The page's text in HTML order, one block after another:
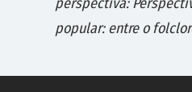
popular: entre o